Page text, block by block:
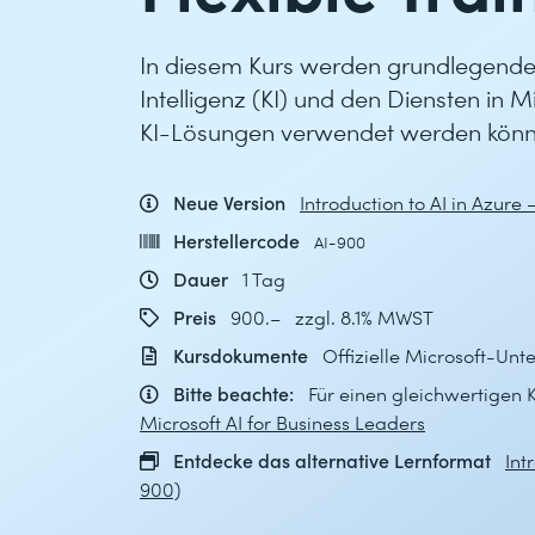
In diesem Kurs werden
Intelligenz (KI) und den Diensten in
KI-Lösungen verwendet werden
Neue Version
Introduction to AI in Azure
Herstellercode
AI-900
Dauer 1 Tag
Preis
900.– zzgl. 8.1% MWST
Kursdokumente Offizielle Microsoft-
Bitte beachte:
Für einen gleichwertigen
Microsoft AI for Business Leaders
Entdecke das alternative Lernformat
900)